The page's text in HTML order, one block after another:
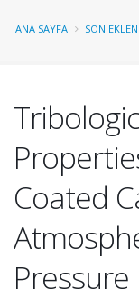
ANA SAYFA SON
Coated
Pressure